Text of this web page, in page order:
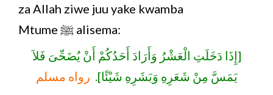
za Allah ziwe juu yake kwamba
Mtume ﷺ alisema:
[إِذَا دَخَلَتِ الْعَشْرُ وَأَرَادَ أَحَدُكُمْ أَنْ يُضَحِّىَ فَلاَ
يَمَسَّ مِنْ شَعَرِهِ وَبَشَرِهِ شَيْئًا]. رواه مسلم